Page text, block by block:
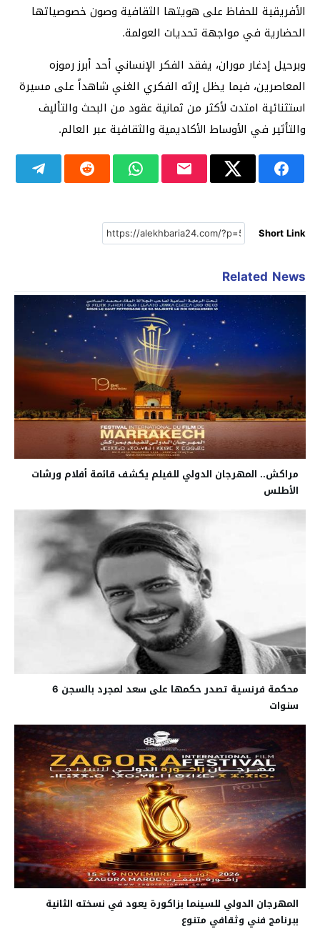
الأفريقية للحفاظ على هويتها الثقافية وصون خصوصياتها
الحضارية في مواجهة تحديات العولمة.
وبرحيل إدغار موران، يفقد الفكر الإنساني أحد أبرز رموزه
المعاصرين، فيما يظل إرثه الفكري الغني شاهداً على مسيرة
استثنائية امتدت لأكثر من ثمانية عقود من البحث والتأليف
والتأثير في الأوساط الأكاديمية والثقافية عبر العالم.
Short Link
Related News
مراكش.. المهرجان الدولي للفيلم يكشف قائمة أفلام ورشات
الأطلس
محكمة فرنسية تصدر حكمها على سعد لمجرد بالسجن 6
سنوات
المهرجان الدولي للسينما بزاكورة يعود في نسخته الثانية
ببرنامج فني وثقافي متنوع